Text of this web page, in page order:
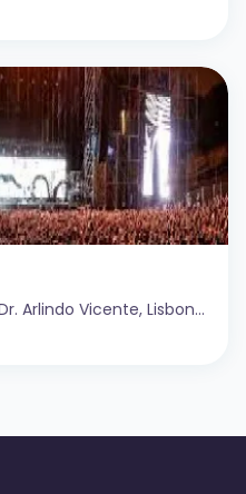
Parque da Bela Vista, Av. Dr. Arlindo Vicente, Lisbonne, Portugal